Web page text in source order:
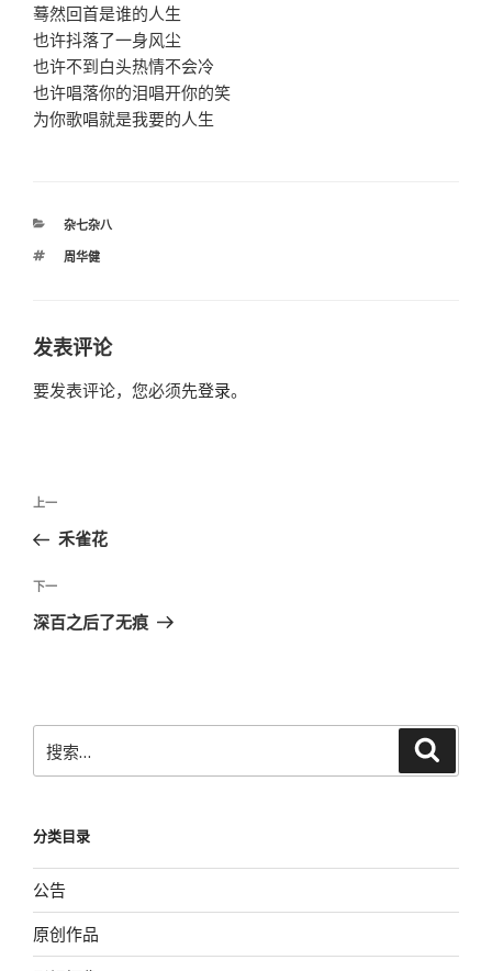
蓦然回首是谁的人生
也许抖落了一身风尘
也许不到白头热情不会冷
也许唱落你的泪唱开你的笑
为你歌唱就是我要的人生
分
杂七杂八
标
周华健
发表评论
要发表评论，您必须先登录。
文
导
航
上
一
文
章
上一
禾雀花
下
一
下一
深百之后了无痕
搜
索：
分类目录
公告
原创作品